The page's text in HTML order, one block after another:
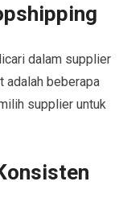
dalam supplier
adalah beberapa
supplier untuk